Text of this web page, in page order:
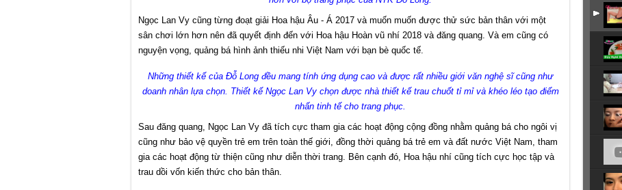
Ngọc Lan Vy cũng từng đoạt giải Hoa hậu Âu - Á 2017 và muốn muốn được thử sức bản thân với một
sân chơi lớn hơn nên đã quyết định đến với Hoa hậu Hoàn vũ nhí 2018 và đăng quang. Và em cũng có
nguyện vọng, quảng bá hình ảnh thiếu nhi Việt Nam với bạn bè quốc tế.
Những thiết kế của Đỗ Long đều mang tính ứng dụng cao và được rất nhiều giới văn nghệ sĩ cũng như
doanh nhân lựa chọn. Thiết kế Ngọc Lan Vy chọn được nhà thiết kế trau chuốt tỉ mỉ và khéo léo tạo điểm
nhấn tinh tế cho trang phục.
Sau đăng quang, Ngọc Lan Vy đã tích cực tham gia các hoạt động cộng đồng nhằm quảng bá cho ngôi vị
cũng như bảo vệ quyền trẻ em trên toàn thế giới, đồng thời quảng bá trẻ em và đất nước Việt Nam, tham
gia các hoạt động từ thiện cũng như diễn thời trang. Bên cạnh đó, Hoa hậu nhí cũng tích cực học tập và
trau dồi vốn kiến thức cho bản thân.